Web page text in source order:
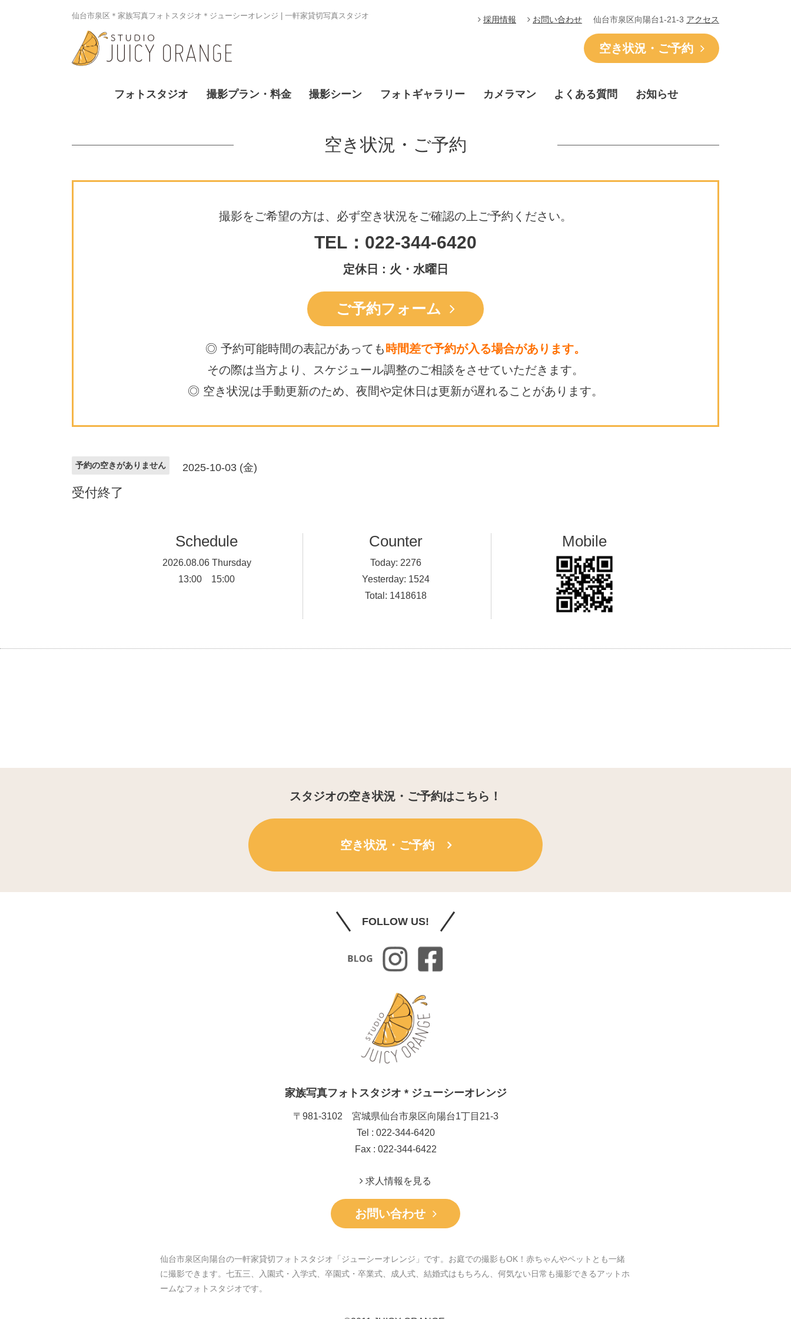
仙台市泉区＊家族写真フォトスタジオ＊ジューシーオレンジ | 一軒家貸切写真スタジオ 採用情報 お問い合わせ 仙台市泉区向陽台1-21-3 アクセス
空き状況・ご予約
フォトスタジオ 撮影プラン・料金 撮影シーン フォトギャラリー カメラマン よくある質問 お知らせ
空き状況・ご予約
撮影をご希望の方は、必ず空き状況をご確認の上ご予約ください。
TEL：022-344-6420
定休日 : 火・水曜日
ご予約フォーム
◎ 予約可能時間の表記があっても 時間差で予約が入る場合があります。
その際は当方より、スケジュール調整のご相談をさせていただきます。
◎ 空き状況は手動更新のため、 夜間や定休日は更新が遅れることがあります。
予約の空きがありません 2025-10-03 (金)
受付終了
Schedule
2026.08.06 Thursday
13:00 15:00
Counter
Today: 2276
Yesterday: 1524
Total: 1418618
Mobile
スタジオの空き状況・ご予約はこちら！
空き状況・ご予約
FOLLOW US!
家族写真フォトスタジオ * ジューシーオレンジ
〒981-3102 宮城県仙台市泉区向陽台1丁目21-3
Tel : 022-344-6420
Fax : 022-344-6422
求人情報を見る
お問い合わせ
仙台市泉区向陽台の一軒家貸切フォトスタジオ「ジューシーオレンジ」です。お庭での撮影もOK！赤ちゃんやペットとも一緒
に撮影できます。七五三、入園式・入学式、卒園式・卒業式、成人式、結婚式はもちろん、何気ない日常も撮影できるアットホ
ームなフォトスタジオです。